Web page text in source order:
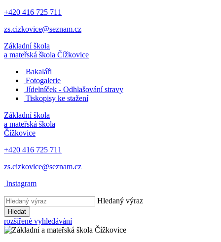
+420 416 725 711
zs.cizkovice@seznam.cz
Základní škola
a mateřská škola Čížkovice
Bakaláři
Fotogalerie
Jídelníček - Odhlašování stravy
Tiskopisy ke stažení
Základní škola
a mateřská škola
Čížkovice
+420 416 725 711
zs.cizkovice@seznam.cz
Instagram
Hledaný výraz
Hledat
rozšířené vyhledávání